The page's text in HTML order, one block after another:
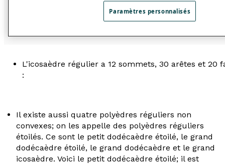
Le dodécaèdre régulier a 20 sommets, 30 arêtes et
L'icosaèdre régulier a 12 sommets, 30 arêtes et 20
:
Il existe aussi quatre polyèdres réguliers non
convexes; on les appelle des polyèdres réguliers
étoilés. Ce sont le petit dodécaèdre étoilé, le grand
dodécaèdre étoilé, le grand dodécaèdre et le grand
icosaèdre. Voici le petit dodécaèdre étoilé; il est
Paramètres personnalisés